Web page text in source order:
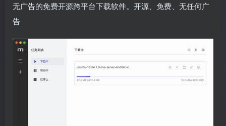
无广告的免费开源跨平台下载软件。开源、免费、无任何广
告